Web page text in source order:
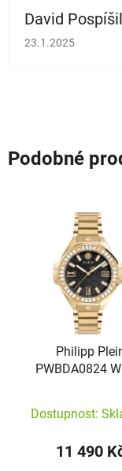
David Pospíšil
Hodnocení
23.1.2025
Podobné
Philipp
PWBDA0824 Watch
Dostupnost:
11 490